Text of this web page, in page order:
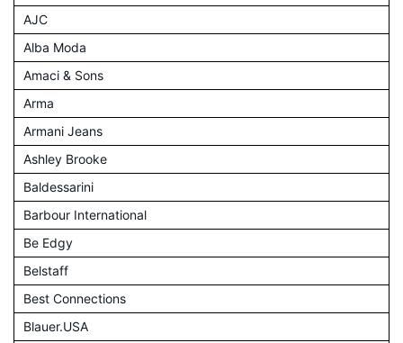
AJC
Alba Moda
Amaci & Sons
Arma
Armani Jeans
Ashley Brooke
Baldessarini
Barbour International
Be Edgy
Belstaff
Best Connections
Blauer.USA